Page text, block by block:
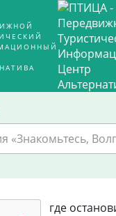
«Знакомьтесь,
где